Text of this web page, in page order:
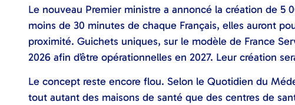
Le nouveau Premier ministre a annoncé la création de 5
moins de 30 minutes de chaque Français, elles auront
proximité. Guichets uniques, sur le modèle de France
2026 afin d’être opérationnelles en 2027. Leur création
Le concept reste encore flou. Selon le Quotidien du
tout autant des maisons de santé que des centres de